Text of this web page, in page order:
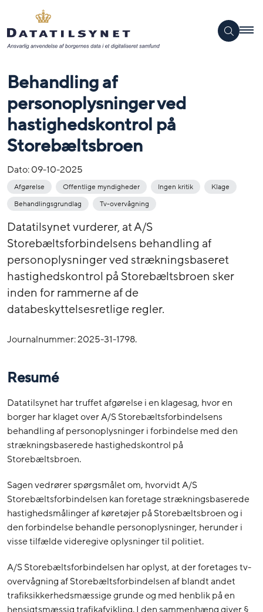
Behandling af
personoplysninger ved
hastighedskontrol på
Storebæltsbroen
Dato:09-10-2025
Afgørelse Offentlige myndigheder Ingen kritik
Klage
Behandlingsgrundlag
Tv-overvågning
Datatilsynet vurderer, at A/S
Storebæltsforbindelsens behandling af
personoplysninger ved strækningsbaseret
hastighedskontrol på Storebæltsbroen sker
inden for rammerne af de
databeskyttelsesretlige regler.
Journalnummer: 2025-31-1798.
Resumé
Datatilsynet har truffet afgørelse i en klagesag, hvor en
borger har klaget over A/S Storebæltsforbindelsens
behandling af personoplysninger i forbindelse med den
strækningsbaserede hastighedskontrol på
Storebæltsbroen.
Sagen vedrører spørgsmålet om, hvorvidt A/S
Storebæltsforbindelsen kan foretage strækningsbaserede
hastighedsmålinger af køretøjer på Storebæltsbroen og i
den forbindelse behandle personoplysninger, herunder i
visse tilfælde videregive oplysninger til politiet.
A/S Storebæltsforbindelsen har oplyst, at der foretages tv-
overvågning af Storebæltsforbindelsen af blandt andet
trafiksikkerhedsmæssige grunde og med henblik på en